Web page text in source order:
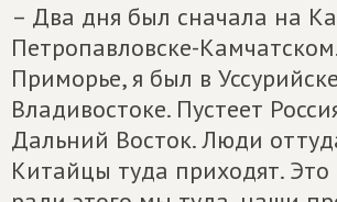
– Два дня был сначала на
Петропавловске-
Приморье, я был в
Владивостоке. Пустеет
Дальний Восток. Люди
Китайцы туда приходят. Это